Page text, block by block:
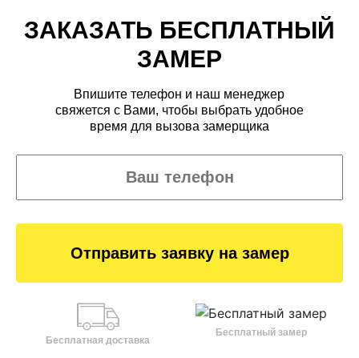
ЗАКАЗАТЬ БЕСПЛАТНЫЙ
ЗАМЕР
Впишите телефон и наш менеджер
свяжется с Вами, чтобы выбрать удобное
время для вызова замерщика
Отправить заявку на замер
Бесплатная доставка
Бесплатный замер